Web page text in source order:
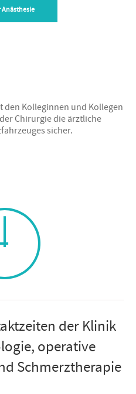
Anästhesie
den Kolleginnen und Kollegen
Chirurgie die ärztliche
sicher.
der Klinik
operative
Schmerztherapie